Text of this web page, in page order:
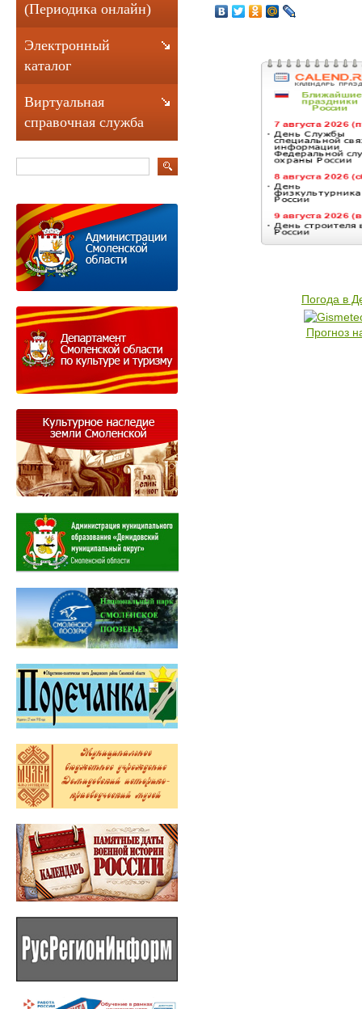
Погода в
Прогноз
(Периодика онлайн)
Электронный
каталог
Виртуальная
справочная служба